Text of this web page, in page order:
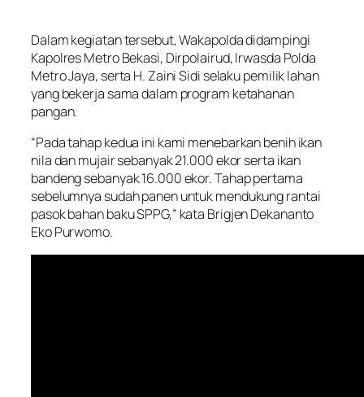
Dalam kegiatan tersebut, Wakapolda didampingi
Kapolres Metro Bekasi, Dirpolairud, Irwasda Polda
Metro Jaya, serta H. Zaini Sidi selaku pemilik lahan
yang bekerja sama dalam program ketahanan
pangan.
“Pada tahap kedua ini kami menebarkan benih ikan
nila dan mujair sebanyak 21.000 ekor serta ikan
bandeng sebanyak 16.000 ekor. Tahap pertama
sebelumnya sudah panen untuk mendukung rantai
pasok bahan baku SPPG,” kata Brigjen Dekananto
Eko Purwomo.